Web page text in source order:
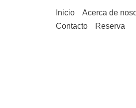
Inicio Acerca de
Contacto
Reserva